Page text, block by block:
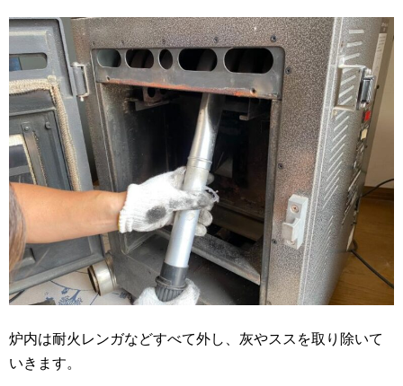
炉内は耐火レンガなどすべて外し、灰やススを取り除いて
いきます。